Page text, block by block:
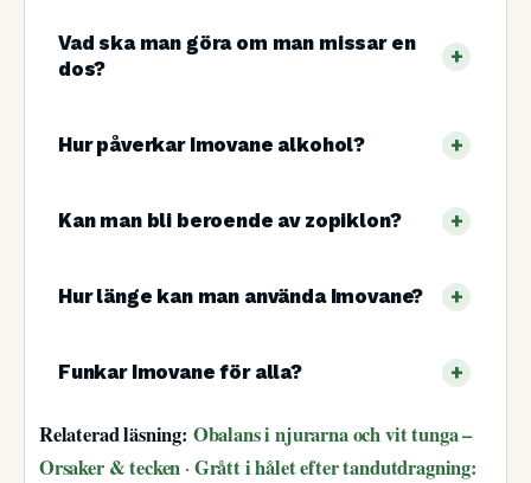
Vad ska man göra om man missar en
dos?
Hur påverkar Imovane alkohol?
Kan man bli beroende av zopiklon?
Hur länge kan man använda Imovane?
Funkar Imovane för alla?
Relaterad läsning: Obalans i njurarna och vit tunga –
Orsaker & tecken · Grått i hålet efter tandutdragning: